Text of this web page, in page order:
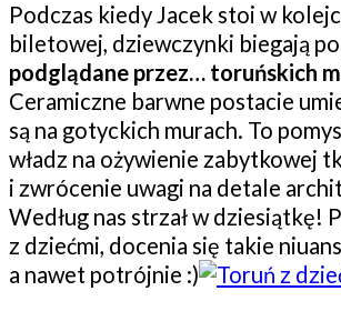
Podczas kiedy Jacek stoi w
biletowej, dziewczynki biegają po
podglądane przez… toruńskich
Ceramiczne barwne postacie
są na gotyckich murach. To
władz na ożywienie zabytkowej
i zwrócenie uwagi na detale
Według nas strzał w dziesiątkę!
z dziećmi, docenia się takie
a nawet potrójnie :)